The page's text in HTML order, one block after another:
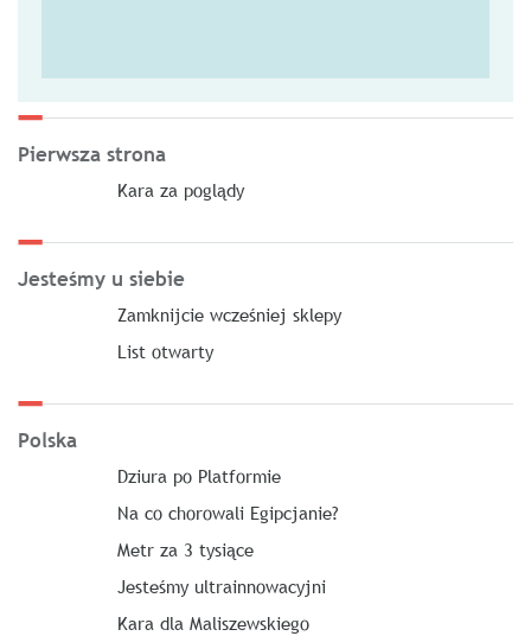
Pierwsza strona
Kara za poglądy
Jesteśmy u siebie
Zamknijcie wcześniej sklepy
List otwarty
Polska
Dziura po Platformie
Na co chorowali Egipcjanie?
Metr za 3 tysiące
Jesteśmy ultrainnowacyjni
Kara dla Maliszewskiego